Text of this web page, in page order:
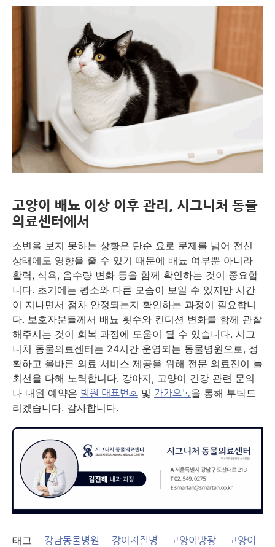
고양이 배뇨 이상 이후 관리, 시그니처 동물
의료센터에서
소변을 보지 못하는 상황은 단순 요로 문제를 넘어 전신
상태에도 영향을 줄 수 있기 때문에 배뇨 여부뿐 아니라
활력, 식욕, 음수량 변화 등을 함께 확인하는 것이 중요합
니다. 초기에는 평소와 다른 모습이 보일 수 있지만 시간
이 지나면서 점차 안정되는지 확인하는 과정이 필요합니
다. 보호자분들께서 배뇨 횟수와 컨디션 변화를 함께 관찰
해주시는 것이 회복 과정에 도움이 될 수 있습니다. 시그
니처 동물의료센터는 24시간 운영되는 동물병원으로, 정
확하고 올바른 의료 서비스 제공을 위해 전문 의료진이 늘
최선을 다해 노력합니다. 강아지, 고양이 건강 관련 문의
나 내원 예약은 병원 대표번호 및 카카오톡을 통해 부탁드
리겠습니다. 감사합니다.
태그 강남동물병원 강아지질병 고양이방광
고양이